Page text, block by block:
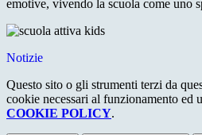
emotive, vivendo la scuola come uno
Notizie
Questo sito o gli strumenti terzi da
cookie necessari al funzionamento ed
COOKIE POLICY.